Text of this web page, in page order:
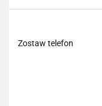
Zostaw telefon